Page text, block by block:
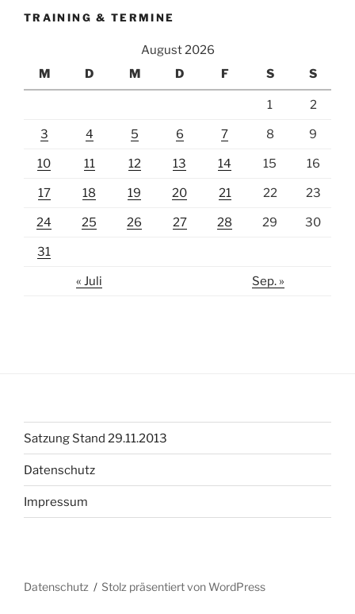
TRAINING & TERMINE
August 2026
M
D M D F S S
1 2
3 4 5 6 7 8 9
10 11 12 13 14 15 16
17 18 19 20 21 22 23
24 25 26 27 28 29 30
31
« Juli Sep. »
Satzung Stand 29.11.2013
Datenschutz
Impressum
Datenschutz Stolz präsentiert von WordPress